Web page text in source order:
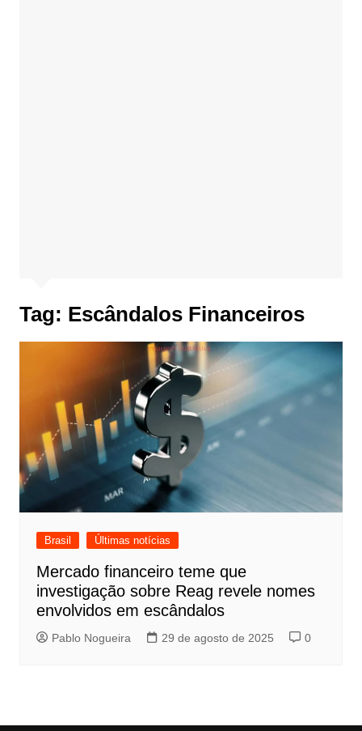
Tag: Escândalos Financeiros
Brasil Últimas notícias
Mercado financeiro teme que
investigação sobre Reag revele nomes
envolvidos em escândalos
Pablo Nogueira 29 de agosto de 2025 0